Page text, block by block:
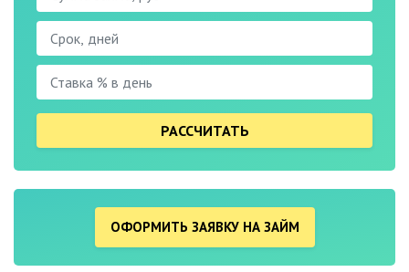
РАССЧИТАТЬ
ОФОРМИТЬ ЗАЯВКУ НА ЗАЙМ